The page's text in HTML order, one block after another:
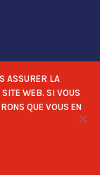
ASSURER LA
WEB. SI VOUS
QUE VOUS EN